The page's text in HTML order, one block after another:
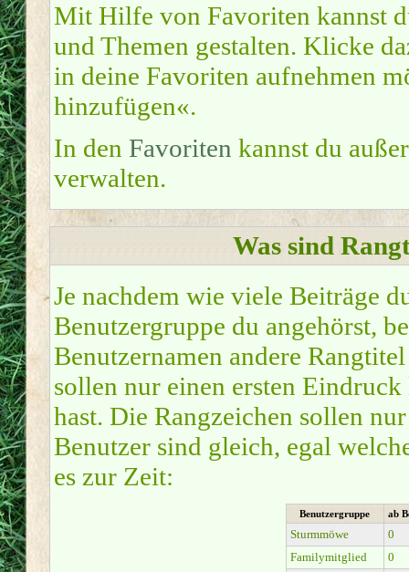
Mit Hilfe von Favoriten kannst
und Themen gestalten. Klicke
in deine Favoriten aufnehmen
hinzufügen«.
In den Favoriten kannst du
verwalten.
Was sind
Je nachdem wie viele Beiträge
Benutzergruppe du angehörst,
Benutzernamen andere
sollen nur einen ersten
hast. Die Rangzeichen sollen
Benutzer sind gleich, egal
es zur Zeit:
Benutzergruppe ab
Sturmmöwe
0
Familymitglied
0